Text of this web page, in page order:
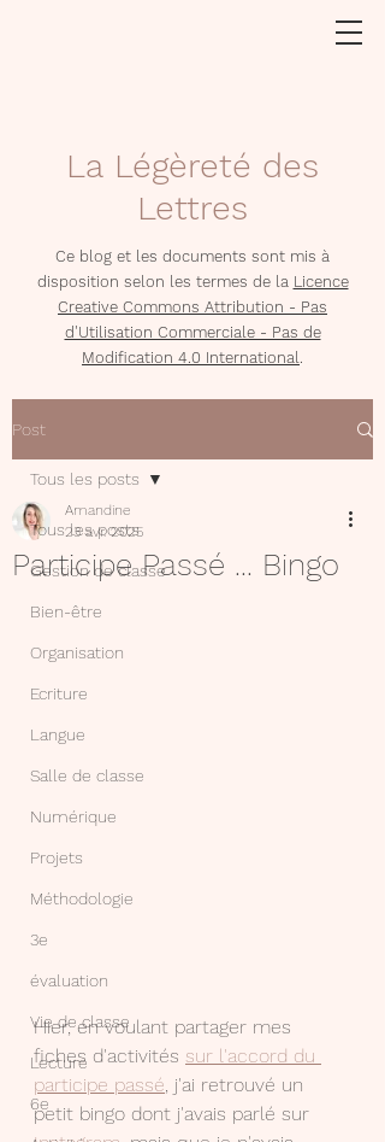
La Légèreté des
Lettres
Ce blog et les documents sont mis à
disposition selon les termes de la Licence
Creative Commons Attribution - Pas
d'Utilisation Commerciale - Pas de
Modification 4.0 International.
Post
Tous les posts
Gestion de classe
Bien-être
Organisation
Ecriture
Langue
Salle de classe
Numérique
Projets
Méthodologie
3e
évaluation
Vie de classe
Lecture
6e
Tous les posts
Participe Passé ... Bingo
Amandine
23 avr. 2025
Hier, en voulant partager mes
fiches d'activités sur l'accord du
participe passé, j'ai retrouvé un
petit bingo dont j'avais parlé sur